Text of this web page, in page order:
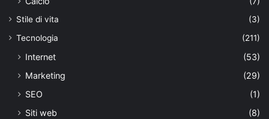
Stile di vita
(3)
Tecnologia
(211)
Internet
(53)
Marketing
(29)
SEO
(1)
Siti web
(8)